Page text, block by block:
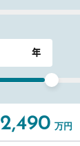
2,490 万円